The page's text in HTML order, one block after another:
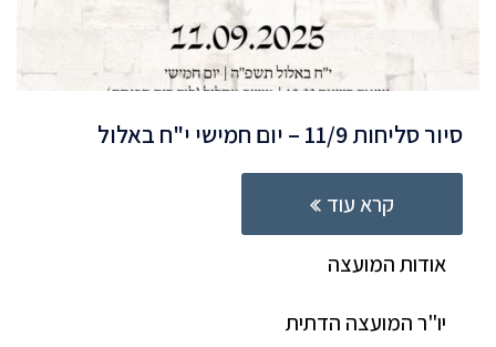
סיור סליחות 11/9 – יום חמישי י"ח באלול
קרא עוד
אודות המועצה
יו"ר המועצה הדתית